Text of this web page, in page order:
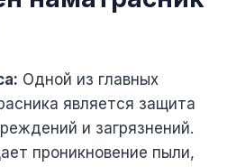
Одной из главных
является защита
и загрязнений.
проникновение пыли,